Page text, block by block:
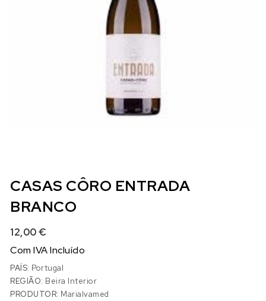
CASAS CÔRO ENTRADA
BRANCO
12,00€
Com IVA Incluído
PAÍS: Portugal
REGIÃO: Beira Interior
PRODUTOR: Marialvamed